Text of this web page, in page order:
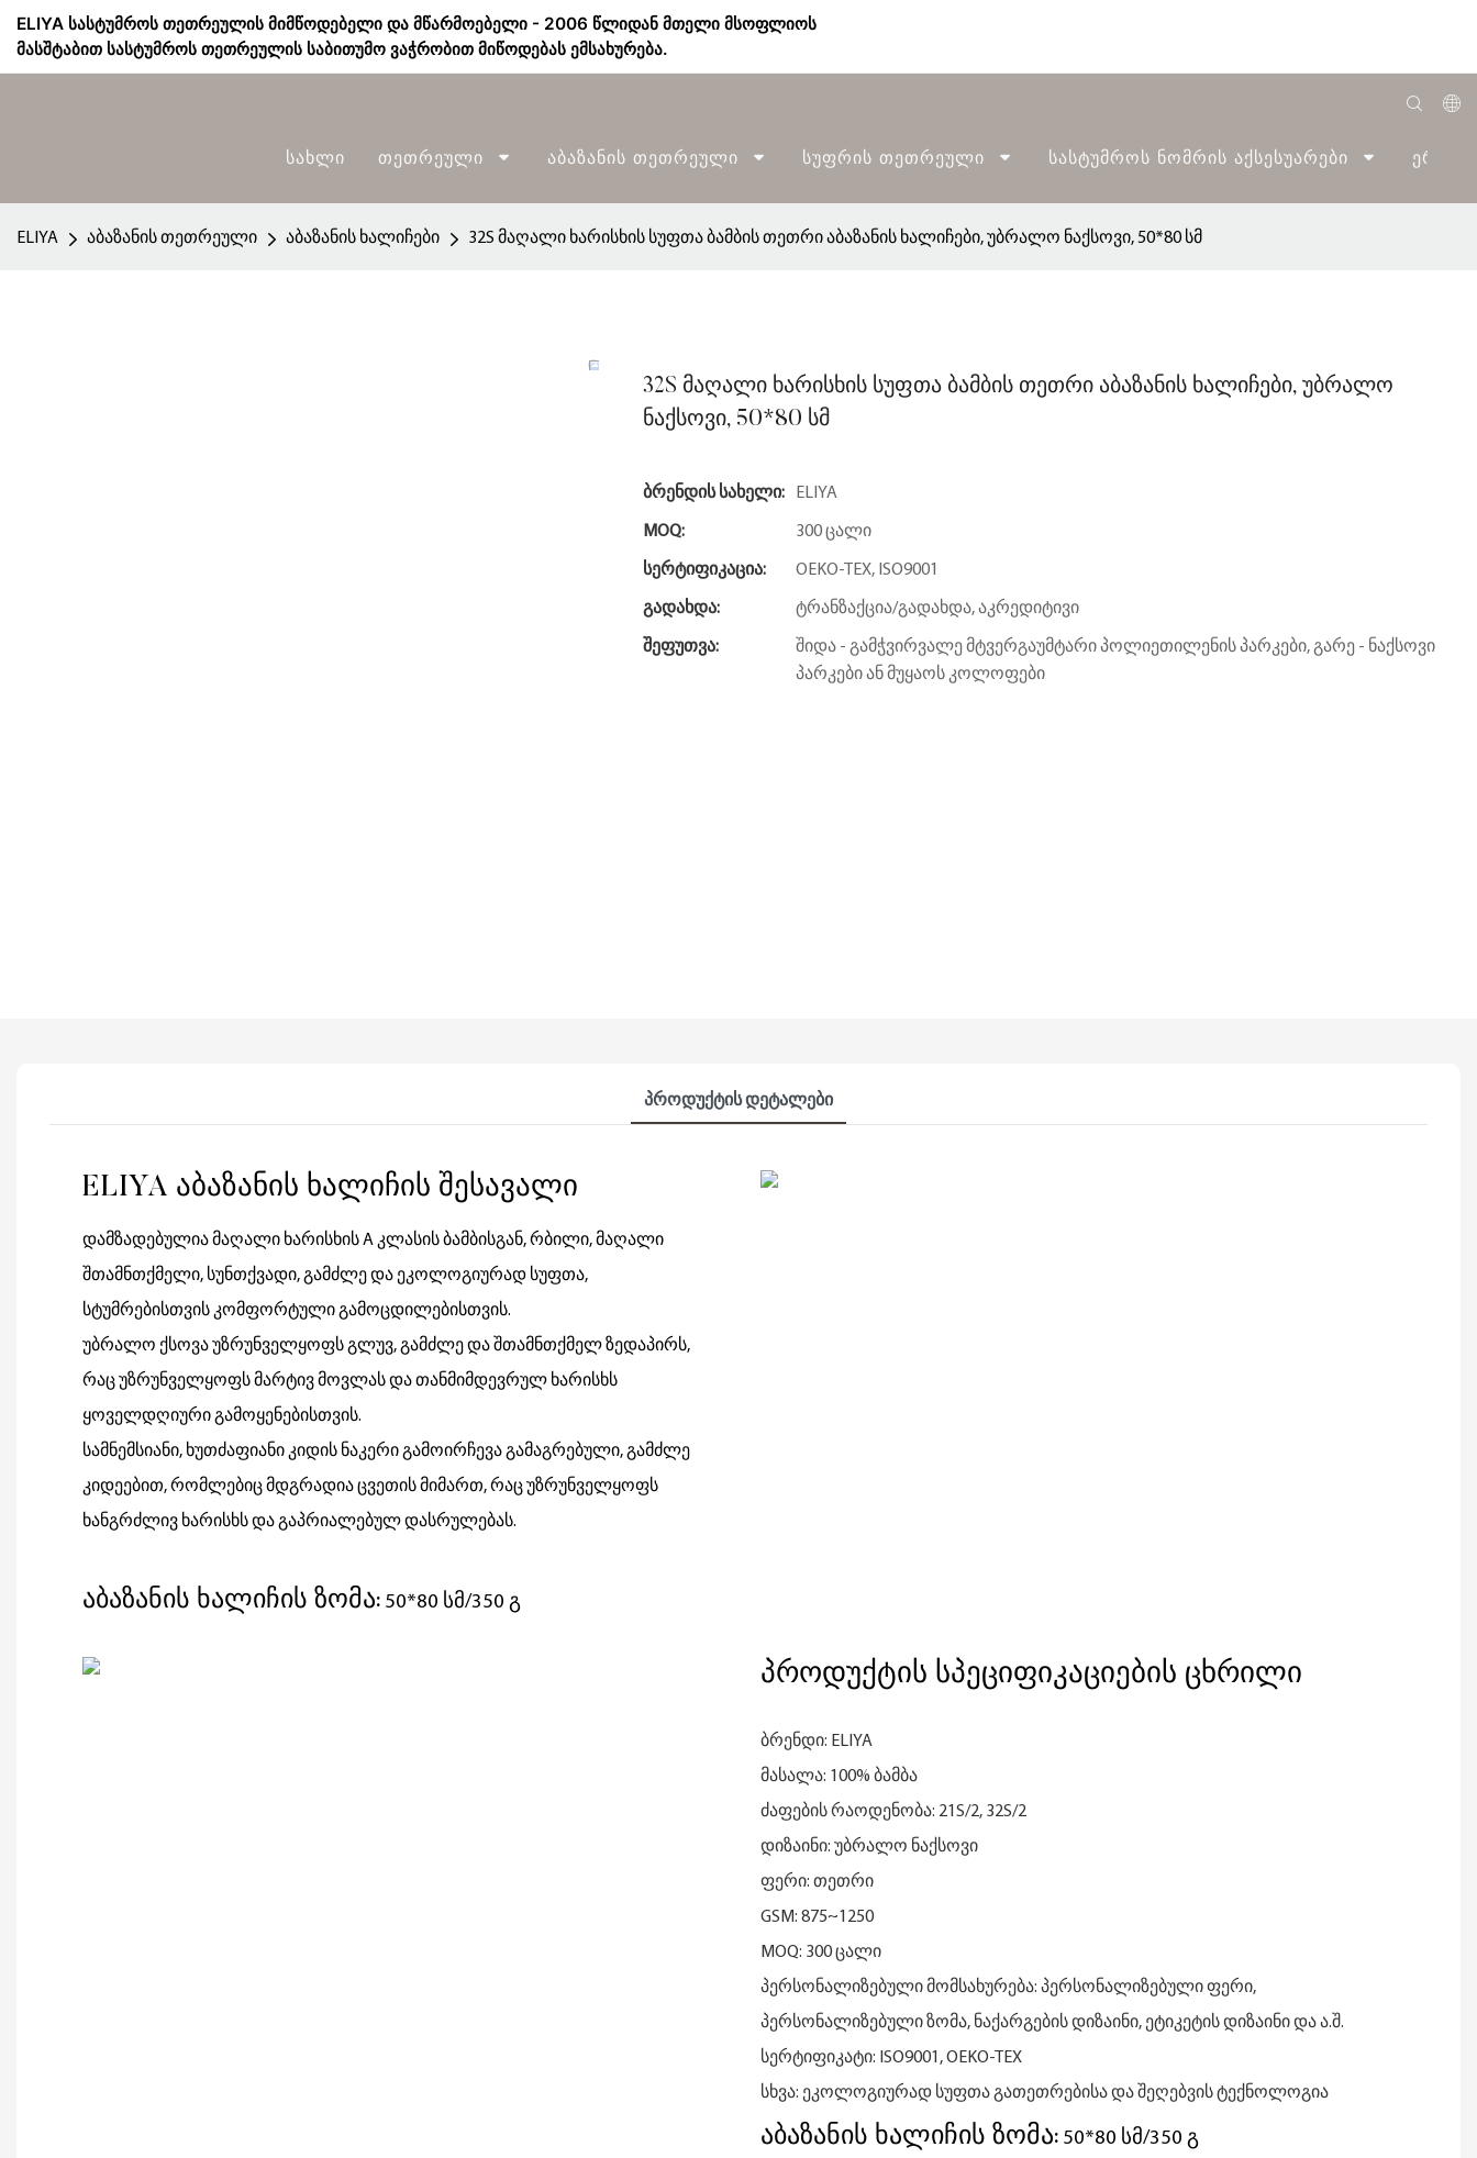
ELIYA სასტუმროს თეთრეულის მიმწოდებელი და მწარმოებელი - 2006 წლიდან მთელი მსოფლიოს
მასშტაბით სასტუმროს თეთრეულის საბითუმო ვაჭრობით მიწოდებას ემსახურება.
Français
Სახლი Თეთრეული Აბაზანის Თეთრეული Სუფრის Თეთრეული Სასტუმროს Ნომრის Აქსესუარები Ერთი
ELIYA აბაზანის თეთრეული აბაზანის ხალიჩები 32S მაღალი ხარისხის სუფთა ბამბის თეთრი აბაზანის ხალიჩები, უბრალო ნაქსოვი, 50*80 სმ
32S მაღალი ხარისხის სუფთა ბამბის თეთრი აბაზანის ხალიჩები, უბრალო
ნაქსოვი, 50*80 სმ
Ბრენდის Სახელი: ELIYA
MOQ: 300 ცალი
Სერტიფიკაცია: OEKO-TEX, ISO9001
Გადახდა: ტრანზაქცია/გადახდა, აკრედიტივი
Შეფუთვა:
შიდა - გამჭვირვალე მტვერგაუმტარი პოლიეთილენის პარკები, გარე - ნაქსოვი
პარკები ან მუყაოს კოლოფები
Პროდუქტის Დეტალები
ELIYA აბაზანის ხალიჩის შესავალი
დამზადებულია მაღალი ხარისხის A კლასის ბამბისგან, რბილი, მაღალი
შთამნთქმელი, სუნთქვადი, გამძლე და ეკოლოგიურად სუფთა,
სტუმრებისთვის კომფორტული გამოცდილებისთვის.
უბრალო ქსოვა უზრუნველყოფს გლუვ, გამძლე და შთამნთქმელ ზედაპირს,
რაც უზრუნველყოფს მარტივ მოვლას და თანმიმდევრულ ხარისხს
ყოველდღიური გამოყენებისთვის.
სამნემსიანი, ხუთძაფიანი კიდის ნაკერი გამოირჩევა გამაგრებული, გამძლე
კიდეებით, რომლებიც მდგრადია ცვეთის მიმართ, რაც უზრუნველყოფს
ხანგრძლივ ხარისხს და გაპრიალებულ დასრულებას.
აბაზანის ხალიჩის ზომა: 50*80 სმ/350 გ
პროდუქტის სპეციფიკაციების ცხრილი
ბრენდი: ELIYA
მასალა: 100% ბამბა
ძაფების რაოდენობა: 21S/2, 32S/2
დიზაინი: უბრალო ნაქსოვი
ფერი: თეთრი
GSM: 875~1250
MOQ: 300 ცალი
პერსონალიზებული მომსახურება: პერსონალიზებული ფერი,
პერსონალიზებული ზომა, ნაქარგების დიზაინი, ეტიკეტის დიზაინი და ა.შ.
სერტიფიკატი: ISO9001, OEKO-TEX
სხვა: ეკოლოგიურად სუფთა გათეთრებისა და შეღებვის ტექნოლოგია
აბაზანის ხალიჩის ზომა: 50*80 სმ/350 გ